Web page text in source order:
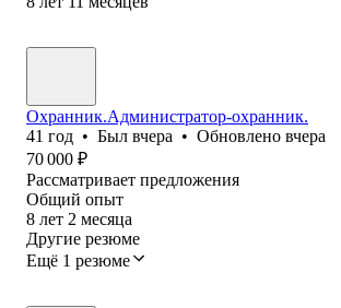
Охранник.Администратор-охранник.
41 год • Был вчера • Обновлено вчера
70 000 ₽
Рассматривает предложения
Общий опыт
8 лет 2 месяца
Другие резюме
Ещё 1 резюме